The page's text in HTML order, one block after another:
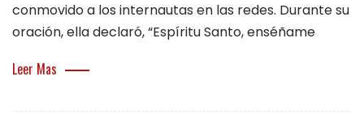
conmovido a los internautas en las redes. Durante su
oración, ella declaró, “Espíritu Santo, enséñame
Leer Mas